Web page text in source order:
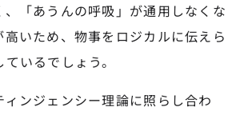
「あうんの呼吸」が通用しなくな
いため、物事をロジカルに伝えら
いるでしょう。
ンジェンシー理論に照らし合わ